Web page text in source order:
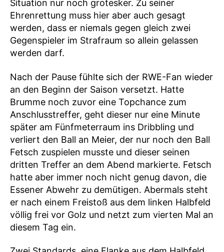
Situation nur noch grotesker. Zu seiner
Ehrenrettung muss hier aber auch gesagt
werden, dass er niemals gegen gleich zwei
Gegenspieler im Strafraum so allein gelassen
werden darf.
Nach der Pause fühlte sich der RWE-Fan wieder
an den Beginn der Saison versetzt. Hatte
Brumme noch zuvor eine Topchance zum
Anschlusstreffer, geht dieser nur eine Minute
später am Fünfmeterraum ins Dribbling und
verliert den Ball an Meier, der nur noch den Ball
Fetsch zuspielen musste und dieser seinen
dritten Treffer an dem Abend markierte. Fetsch
hatte aber immer noch nicht genug davon, die
Essener Abwehr zu demütigen. Abermals steht
er nach einem Freistoß aus dem linken Halbfeld
völlig frei vor Golz und netzt zum vierten Mal an
diesem Tag ein.